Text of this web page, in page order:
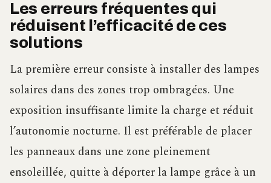
Les erreurs fréquentes qui
réduisent l’efficacité de ces
solutions
La première erreur consiste à installer des lampes
solaires dans des zones trop ombragées. Une
exposition insuffisante limite la charge et réduit
l’autonomie nocturne. Il est préférable de placer
les panneaux dans une zone pleinement
ensoleillée, quitte à déporter la lampe grâce à un